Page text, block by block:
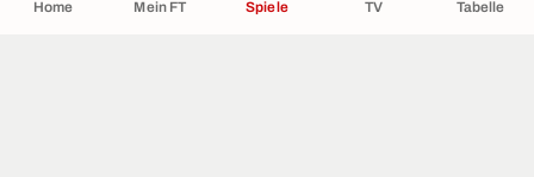
Home Mein FT Spiele TV Tabelle